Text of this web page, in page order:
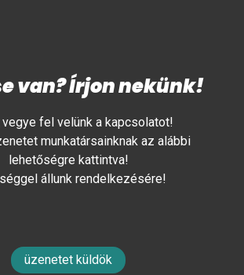
van? Írjon nekünk!
vegye fel velünk a kapcsolatot!
munkatársainknak az alábbi
lehetőségre kattintva!
állunk rendelkezésére!
üzenetet küldök